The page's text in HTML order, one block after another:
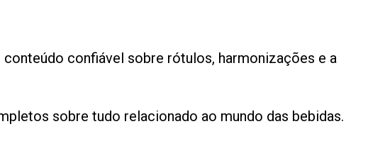
confiável sobre rótulos, harmonizações e a
sobre tudo relacionado ao mundo das bebidas.